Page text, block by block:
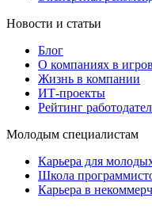
Новости и статьи
Блог
О компаниях в
Жизнь в компании
ИТ-проекты
Рейтинг
Молодым специалистам
Карьера для
Школа
Карьера в